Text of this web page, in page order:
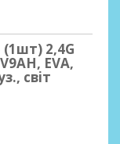
2,4G
EVA,
свiт